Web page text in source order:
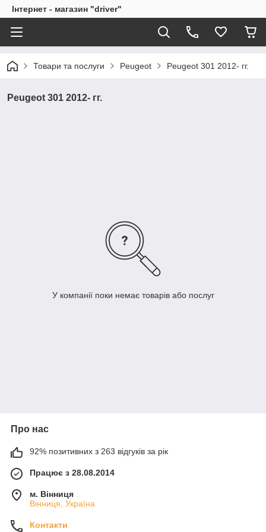
Інтернет - магазин "driver"
Товари та послуги Peugeot Peugeot 301 2012- гг.
Peugeot 301 2012- гг.
У компанії поки немає товарів або послуг
Про нас
92% позитивних з 263 відгуків за рік
Працює з 28.08.2014
м. Вінниця
Вінниця, Україна
Контакти